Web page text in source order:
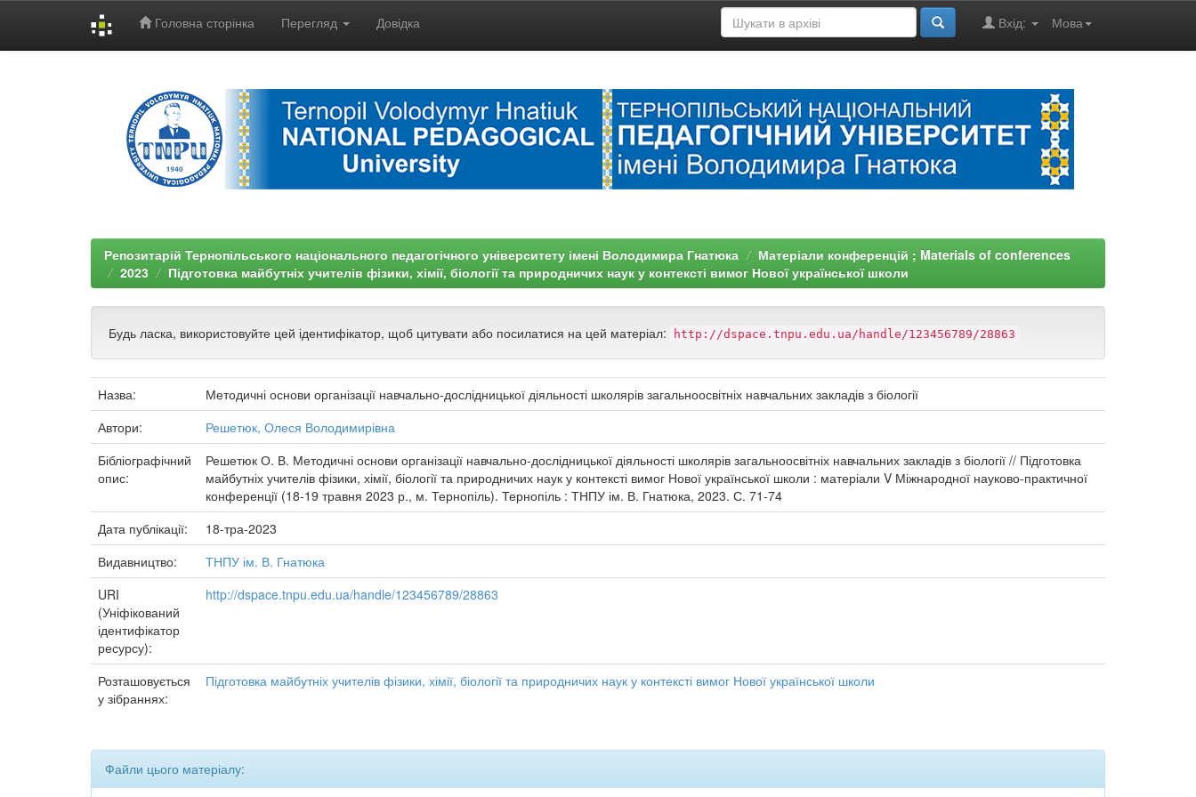
Головна сторінка Перегляд Довідка Мова
Вхід:
Репозитарій Тернопільського національного педагогічного університету імені Володимира Гнатюка
Матеріали конференцій ; Materials of conferences
2023
Підготовка майбутніх учителів фізики, хімії, біології та природничих наук у контексті вимог Нової української школи
Будь ласка, використовуйте цей ідентифікатор, щоб цитувати або посилатися на цей матеріал: http://dspace.tnpu.edu.ua/handle/123456789/28863
Назва:
Методичні основи організації навчально-дослідницької діяльності школярів загальноосвітніх навчальних закладів з біології
Автори:
Решетюк, Олеся Володимирівна
Бібліографічний
опис:
Решетюк О. В. Методичні основи організації навчально-дослідницької діяльності школярів загальноосвітніх навчальних закладів з біології // Підготовка
майбутніх учителів фізики, хімії, біології та природничих наук у контексті вимог Нової української школи : матеріали V Міжнародної науково-практичної
конференції (18-19 травня 2023 р., м. Тернопіль). Тернопіль : ТНПУ ім. В. Гнатюка, 2023. С. 71-74
Дата публікації:
18-тра-2023
Видавництво:
ТНПУ ім. В. Гнатюка
URI
(Уніфікований
ідентифікатор
ресурсу):
http://dspace.tnpu.edu.ua/handle/123456789/28863
Розташовується
у зібраннях:
Підготовка майбутніх учителів фізики, хімії, біології та природничих наук у контексті вимог Нової української школи
Файли цього матеріалу: